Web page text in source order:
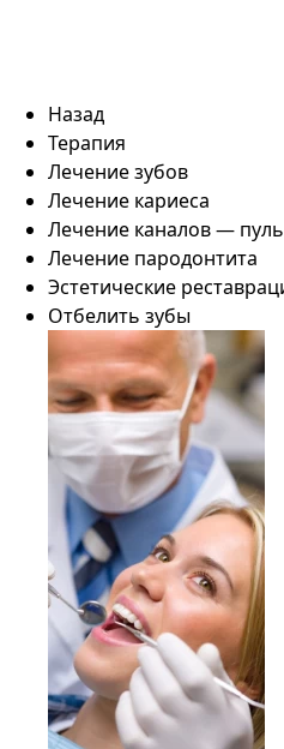
Назад
Терапия
Лечение зубов
Лечение кариеса
Лечение каналов —
Лечение пародонтита
Эстетические
Отбелить зубы